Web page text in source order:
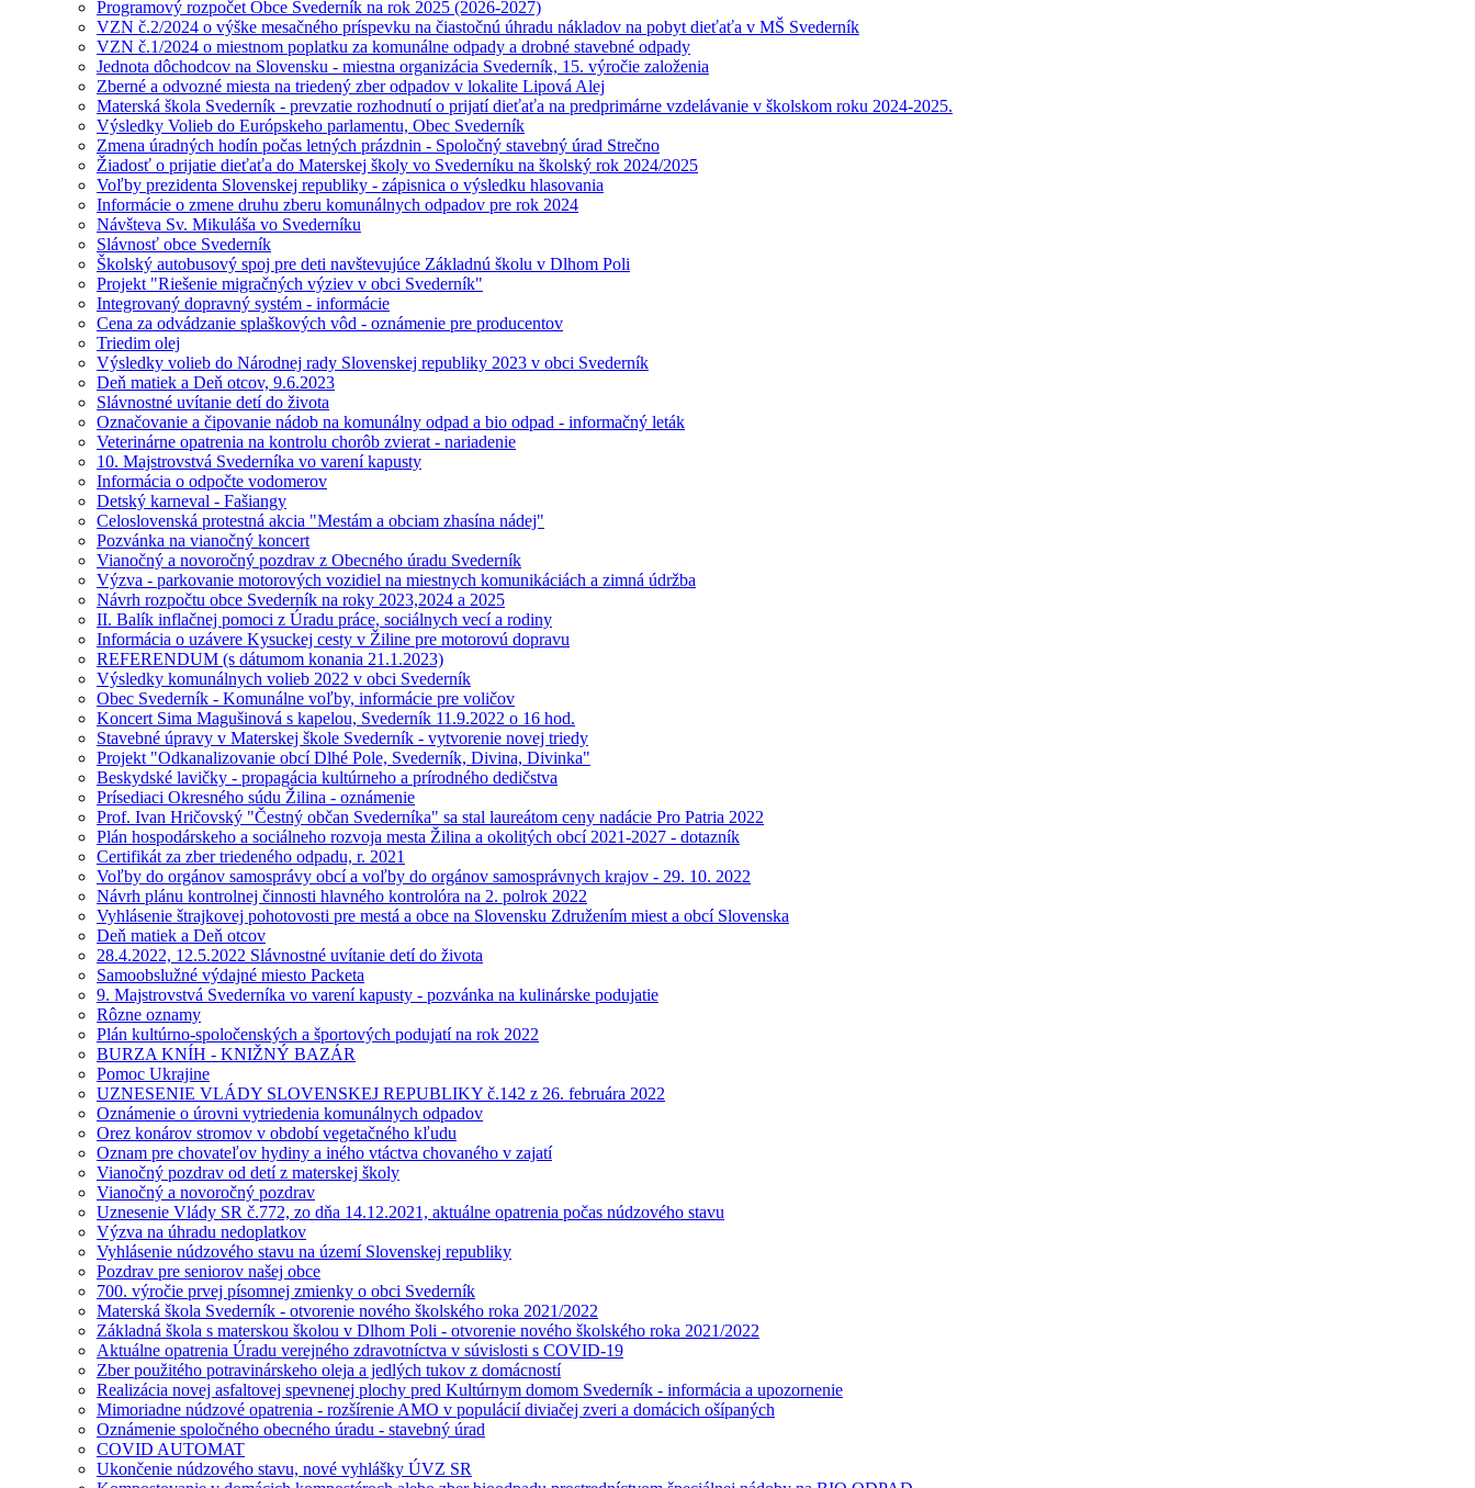
Programový rozpočet Obce Svederník na rok 2025 (2026-2027)
VZN č.2/2024 o výške mesačného príspevku na čiastočnú úhradu nákladov na pobyt dieťaťa v MŠ Svederník
VZN č.1/2024 o miestnom poplatku za komunálne odpady a drobné stavebné odpady
Jednota dôchodcov na Slovensku - miestna organizácia Svederník, 15. výročie založenia
Zberné a odvozné miesta na triedený zber odpadov v lokalite Lipová Alej
Materská škola Svederník - prevzatie rozhodnutí o prijatí dieťaťa na predprimárne vzdelávanie v školskom roku 2024-2025.
Výsledky Volieb do Európskeho parlamentu, Obec Svederník
Zmena úradných hodín počas letných prázdnin - Spoločný stavebný úrad Strečno
Žiadosť o prijatie dieťaťa do Materskej školy vo Svederníku na školský rok 2024/2025
Voľby prezidenta Slovenskej republiky - zápisnica o výsledku hlasovania
Informácie o zmene druhu zberu komunálnych odpadov pre rok 2024
Návšteva Sv. Mikuláša vo Svederníku
Slávnosť obce Svederník
Školský autobusový spoj pre deti navštevujúce Základnú školu v Dlhom Poli
Projekt "Riešenie migračných výziev v obci Svederník"
Integrovaný dopravný systém - informácie
Cena za odvádzanie splaškových vôd - oznámenie pre producentov
Triedim olej
Výsledky volieb do Národnej rady Slovenskej republiky 2023 v obci Svederník
Deň matiek a Deň otcov, 9.6.2023
Slávnostné uvítanie detí do života
Označovanie a čipovanie nádob na komunálny odpad a bio odpad - informačný leták
Veterinárne opatrenia na kontrolu chorôb zvierat - nariadenie
10. Majstrovstvá Svederníka vo varení kapusty
Informácia o odpočte vodomerov
Detský karneval - Fašiangy
Celoslovenská protestná akcia "Mestám a obciam zhasína nádej"
Pozvánka na vianočný koncert
Vianočný a novoročný pozdrav z Obecného úradu Svederník
Výzva - parkovanie motorových vozidiel na miestnych komunikáciách a zimná údržba
Návrh rozpočtu obce Svederník na roky 2023,2024 a 2025
II. Balík inflačnej pomoci z Úradu práce, sociálnych vecí a rodiny
Informácia o uzávere Kysuckej cesty v Žiline pre motorovú dopravu
REFERENDUM (s dátumom konania 21.1.2023)
Výsledky komunálnych volieb 2022 v obci Svederník
Obec Svederník - Komunálne voľby, informácie pre voličov
Koncert Sima Magušinová s kapelou, Svederník 11.9.2022 o 16 hod.
Stavebné úpravy v Materskej škole Svederník - vytvorenie novej triedy
Projekt "Odkanalizovanie obcí Dlhé Pole, Svederník, Divina, Divinka"
Beskydské lavičky - propagácia kultúrneho a prírodného dedičstva
Prísediaci Okresného súdu Žilina - oznámenie
Prof. Ivan Hričovský "Čestný občan Svederníka" sa stal laureátom ceny nadácie Pro Patria 2022
Plán hospodárskeho a sociálneho rozvoja mesta Žilina a okolitých obcí 2021-2027 - dotazník
Certifikát za zber triedeného odpadu, r. 2021
Voľby do orgánov samosprávy obcí a voľby do orgánov samosprávnych krajov - 29. 10. 2022
Návrh plánu kontrolnej činnosti hlavného kontrolóra na 2. polrok 2022
Vyhlásenie štrajkovej pohotovosti pre mestá a obce na Slovensku Združením miest a obcí Slovenska
Deň matiek a Deň otcov
28.4.2022, 12.5.2022 Slávnostné uvítanie detí do života
Samoobslužné výdajné miesto Packeta
9. Majstrovstvá Svederníka vo varení kapusty - pozvánka na kulinárske podujatie
Rôzne oznamy
Plán kultúrno-spoločenských a športových podujatí na rok 2022
BURZA KNÍH - KNIŽNÝ BAZÁR
Pomoc Ukrajine
UZNESENIE VLÁDY SLOVENSKEJ REPUBLIKY č.142 z 26. februára 2022
Oznámenie o úrovni vytriedenia komunálnych odpadov
Orez konárov stromov v období vegetačného kľudu
Oznam pre chovateľov hydiny a iného vtáctva chovaného v zajatí
Vianočný pozdrav od detí z materskej školy
Vianočný a novoročný pozdrav
Uznesenie Vlády SR č.772, zo dňa 14.12.2021, aktuálne opatrenia počas núdzového stavu
Výzva na úhradu nedoplatkov
Vyhlásenie núdzového stavu na území Slovenskej republiky
Pozdrav pre seniorov našej obce
700. výročie prvej písomnej zmienky o obci Svederník
Materská škola Svederník - otvorenie nového školského roka 2021/2022
Základná škola s materskou školou v Dlhom Poli - otvorenie nového školského roka 2021/2022
Aktuálne opatrenia Úradu verejného zdravotníctva v súvislosti s COVID-19
Zber použitého potravinárskeho oleja a jedlých tukov z domácností
Realizácia novej asfaltovej spevnenej plochy pred Kultúrnym domom Svederník - informácia a upozornenie
Mimoriadne núdzové opatrenia - rozšírenie AMO v populácií diviačej zveri a domácich ošípaných
Oznámenie spoločného obecného úradu - stavebný úrad
COVID AUTOMAT
Ukončenie núdzového stavu, nové vyhlášky ÚVZ SR